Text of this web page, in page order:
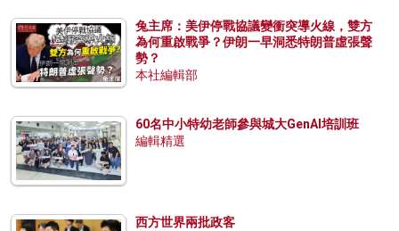
兔主席：美伊停戰協議變衝突導火線，雙方
為何重啟戰爭？伊朗一早洞悉特朗普虛張聲
勢？
本社編輯部
60名中小特幼老師參與城大GenAI培訓班
編輯精選
西方世界兩批政客